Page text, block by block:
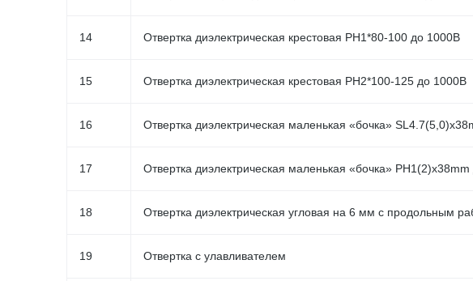
14 Отвертка диэлектрическая крестовая PH1*80-100 до 1000В
15 Отвертка диэлектрическая крестовая PH2*100-125 до 1000В
16 Отвертка диэлектрическая маленькая «бочка»
17 Отвертка диэлектрическая маленькая «бочка»
18 Отвертка диэлектрическая угловая на 6 мм с продольным
19 Отвертка с улавливателем